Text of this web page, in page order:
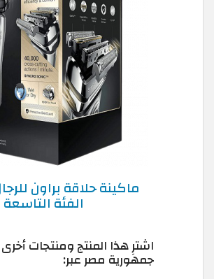
الفئة التاسعة
اشترِ هذا المنتج ومنتجات
جمهورية مصر عبر: